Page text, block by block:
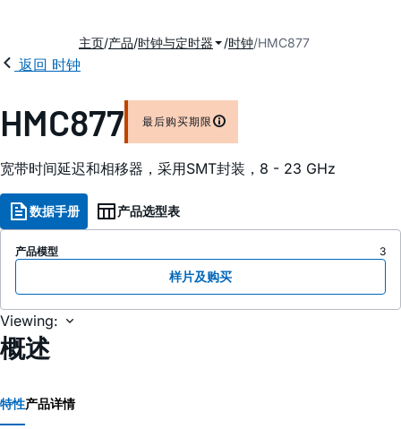
主页 产品 时钟与定时器 时钟 HMC877
返回 时钟
HMC877 最后购买期限
宽带时间延迟和相移器，采用SMT封装，8 - 23 GHz
数据手册 产品选型表
产品模型 3
样片及购买
Viewing:
概述
特性产品详情